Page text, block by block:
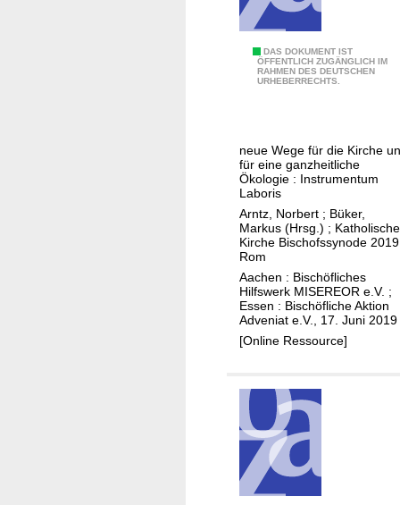
DAS DOKUMENT IST
ÖFFENTLICH ZUGÄNGLICH IM
RAHMEN DES DEUTSCHEN
URHEBERRECHTS.
n
i
e
n
neue Wege für die Kirche
für eine ganzheitliche
Ökologie : Instrumentum
Laboris
Arntz, Norbert ; Büker,
Markus (Hrsg.) ; Katholische
Kirche Bischofssynode 2019
Rom
Aachen : Bischöfliches
Hilfswerk MISEREOR e.V. ;
Essen : Bischöfliche Aktion
Adveniat e.V., 17. Juni 2019
[Online Ressource]